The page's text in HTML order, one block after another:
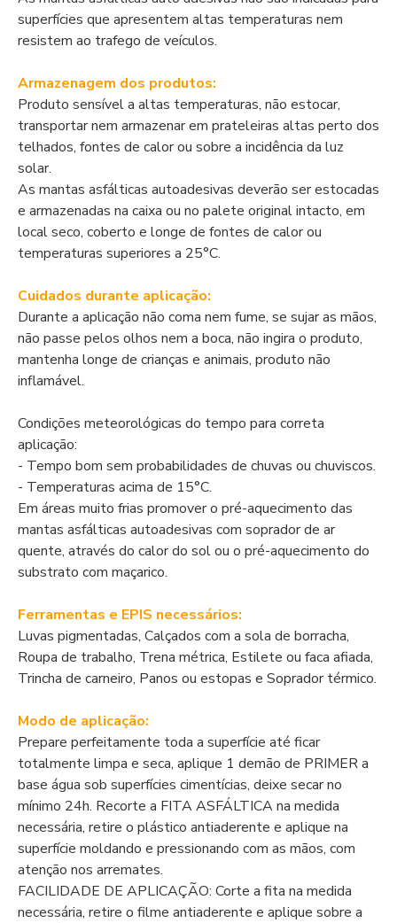
superfícies que apresentem altas temperaturas nem
resistem ao trafego de veículos.
Armazenagem dos produtos:
Produto sensível a altas temperaturas, não estocar,
transportar nem armazenar em prateleiras altas perto dos
telhados, fontes de calor ou sobre a incidência da luz
solar.
As mantas asfálticas autoadesivas deverão ser estocadas
e armazenadas na caixa ou no palete original intacto, em
local seco, coberto e longe de fontes de calor ou
temperaturas superiores a 25°C.
Cuidados durante aplicação:
Durante a aplicação não coma nem fume, se sujar as mãos,
não passe pelos olhos nem a boca, não ingira o produto,
mantenha longe de crianças e animais, produto não
inflamável.
Condições meteorológicas do tempo para correta
aplicação:
- Tempo bom sem probabilidades de chuvas ou chuviscos.
- Temperaturas acima de 15°C.
Em áreas muito frias promover o pré-aquecimento das
mantas asfálticas autoadesivas com soprador de ar
quente, através do calor do sol ou o pré-aquecimento do
substrato com maçarico.
Ferramentas e EPIS necessários:
Luvas pigmentadas, Calçados com a sola de borracha,
Roupa de trabalho, Trena métrica, Estilete ou faca afiada,
Trincha de carneiro, Panos ou estopas e Soprador térmico.
Modo de aplicação:
Prepare perfeitamente toda a superfície até ficar
totalmente limpa e seca, aplique 1 demão de PRIMER a
base água sob superfícies cimentícias, deixe secar no
mínimo 24h. Recorte a FITA ASFÁLTICA na medida
necessária, retire o plástico antiaderente e aplique na
superfície moldando e pressionando com as mãos, com
atenção nos arremates.
FACILIDADE DE APLICAÇÃO: Corte a fita na medida
necessária, retire o filme antiaderente e aplique sobre a